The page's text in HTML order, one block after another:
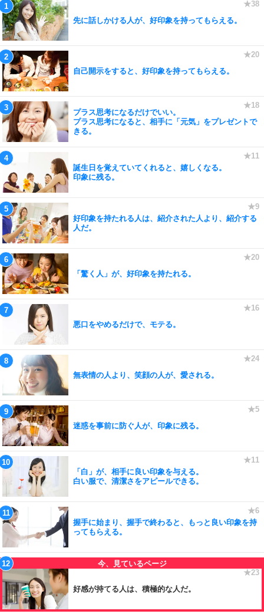
先に話しかける人が、好印象を持ってもらえる。
自己開示をすると、好印象を持ってもらえる。
プラス思考になるだけでいい。
プラス思考になると、相手に「元気」をプレゼントで
きる。
誕生日を覚えていてくれると、嬉しくなる。
印象に残る。
好印象を持たれる人は、紹介された人より、紹介する
人だ。
「驚く人」が、好印象を持たれる。
悪口をやめるだけで、モテる。
無表情の人より、笑顔の人が、愛される。
迷惑を事前に防ぐ人が、印象に残る。
「白」が、相手に良い印象を与える。
白い服で、清潔さをアピールできる。
握手に始まり、握手で終わると、もっと良い印象を持
ってもらえる。
好感が持てる人は、積極的な人だ。